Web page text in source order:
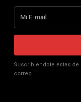
Suscribiendote estas
correo